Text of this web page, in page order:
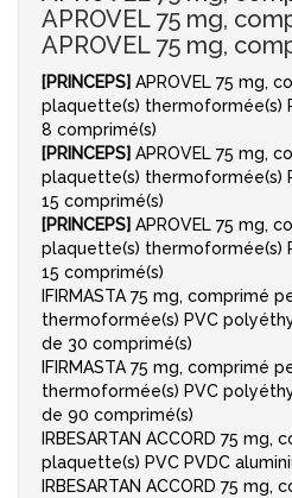
APROVEL 75 mg,
APROVEL 75 mg,
[PRINCEPS] APROVEL 75 mg,
plaquette(s) thermoformée(s)
8 comprimé(s)
[PRINCEPS] APROVEL 75 mg,
plaquette(s) thermoformée(s)
15 comprimé(s)
[PRINCEPS] APROVEL 75 mg,
plaquette(s) thermoformée(s)
15 comprimé(s)
IFIRMASTA 75 mg, comprimé
thermoformée(s) PVC
de 30 comprimé(s)
IFIRMASTA 75 mg, comprimé
thermoformée(s) PVC
de 90 comprimé(s)
IRBESARTAN ACCORD 75
plaquette(s) PVC PVDC
IRBESARTAN ACCORD 75